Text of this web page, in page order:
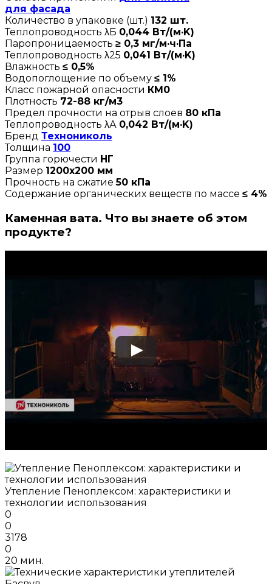
для фасада
Количество в упаковке (шт.) 132 шт.
Теплопроводность λБ 0,044 Вт/(м·K)
Паропроницаемость ≥ 0,3 мг/м·ч·Па
Теплопроводность λ25 0,041 Вт/(м·K)
Влажность ≤ 0,5%
Водопоглощение по объему ≤ 1%
Класс пожарной опасности КМ0
Плотность 72-88 кг/м3
Предел прочности на отрыв слоев 80 кПа
Теплопроводность λА 0,042 Вт/(м·K)
Бренд Технониколь
Толщина 100
Группа горючести НГ
Размер 1200х200 мм
Прочность на сжатие50 кПа
Содержание органических веществ по массе ≤ 4%
Каменная вата. Что вы знаете об этом
продукте?
Утепление Пеноплексом: характеристики и
технологии использования
0
0
3178
0
20 мин.